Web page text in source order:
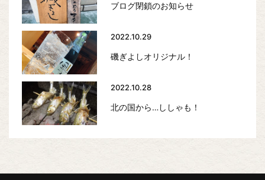
ブログ閉鎖のお知らせ
2022.10.29
磯ぎよしオリジナル！
2022.10.28
北の国から…ししゃも！